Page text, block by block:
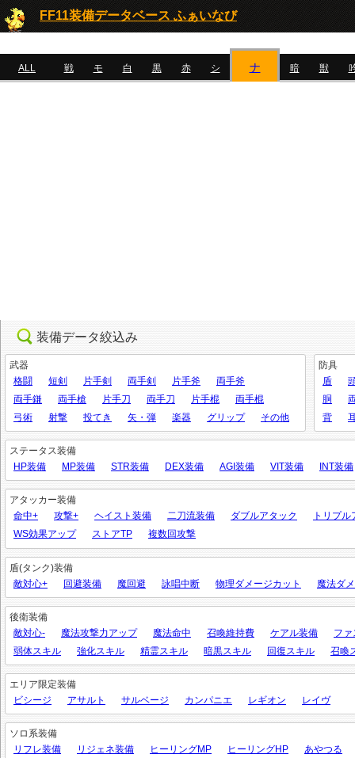
FF11装備データベース ふぁいなび
ALL 戦 モ 白 黒 赤 シ ナ 暗 獣
装備データ絞込み
武器
格闘
短剣 片手剣 両手剣 片手斧
両手斧
両手鎌
両手槍 片手刀 両手刀 片手棍
両手棍
弓術
射撃 投てき 矢・弾 楽器 グリップ その他
防具
盾
胴
背
ステータス装備
HP装備
MP装備 STR装備 DEX装備 AGI装備 VIT装備 INT装備
アタッカー装備
命中+
攻撃+ ヘイスト装備 二刀流装備 ダブルアタック
トリプル
WS効果アップ
ストアTP 複数回攻撃
盾(タンク)装備
敵対心+
回避装備 魔回避 詠唱中断 物理ダメージカット 魔法ダ
後衛装備
敵対心-
魔法攻撃力アップ 魔法命中 召喚維持費 ケアル装備
フ
弱体スキル
強化スキル 精霊スキル 暗黒スキル 回復スキル 召喚
エリア限定装備
ビシージ
アサルト サルベージ カンパニエ レギオン レイヴ
ソロ系装備
リフレ装備
リジェネ装備 ヒーリングMP ヒーリングHP あやつる